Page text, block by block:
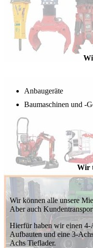
Anbaugeräte
Baumaschinen und -
Wir
Wir können alle unsere
Aber auch
Hierfür haben wir einen
Aufbauten und eine 3-
Achs Tieflader.